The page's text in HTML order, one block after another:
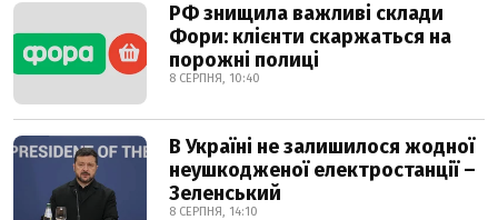
РФ знищила важливі склади
Фори: клієнти скаржаться на
порожні полиці
8 СЕРПНЯ, 10:40
В Україні не залишилося жодної
неушкодженої електростанції –
Зеленський
8 СЕРПНЯ, 14:10